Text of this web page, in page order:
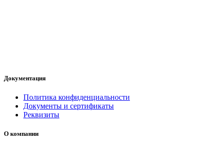
Документация
Политика конфиденциальности
Документы и сертификаты
Реквизиты
О компании